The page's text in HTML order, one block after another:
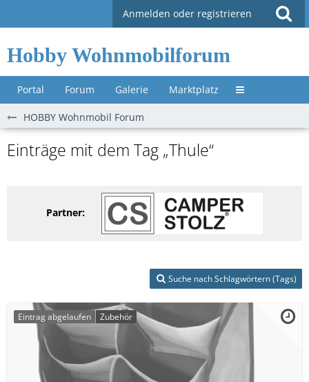
Anmelden oder registrieren
Hobby Wohnmobilforum
Portal Forum Galerie Marktplatz Untermenü »
HOBBY Wohnmobil Forum
Einträge mit dem Tag „Thule“
Partner:
Suche nach Schlagwörtern (Tags)
Eintrag abgelaufen Zubehör